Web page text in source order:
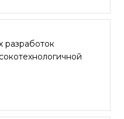
разработок